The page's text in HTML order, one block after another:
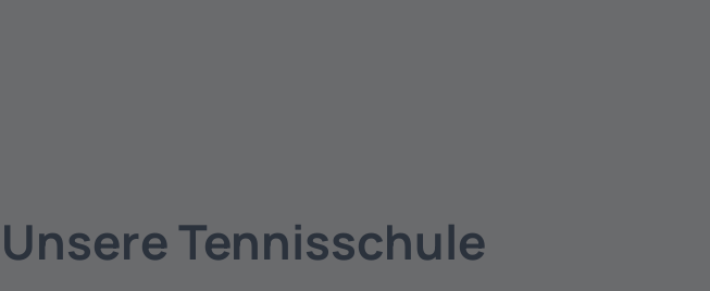
Unsere Tennisschule